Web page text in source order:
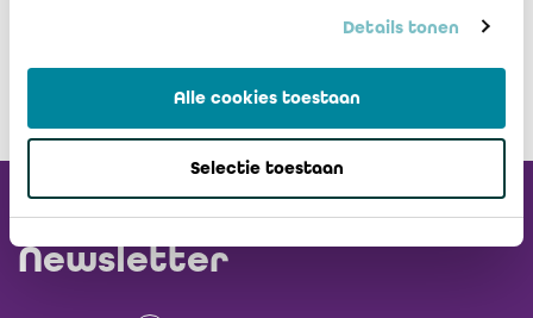
Details tonen
Alle cookies toestaan
Selectie toestaan
Recevez notre
Newsletter